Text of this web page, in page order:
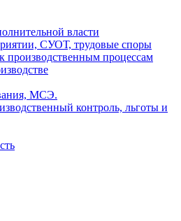
власти
СУОТ, трудовые споры
производственным процессам
МСЭ.
контроль, льготы и